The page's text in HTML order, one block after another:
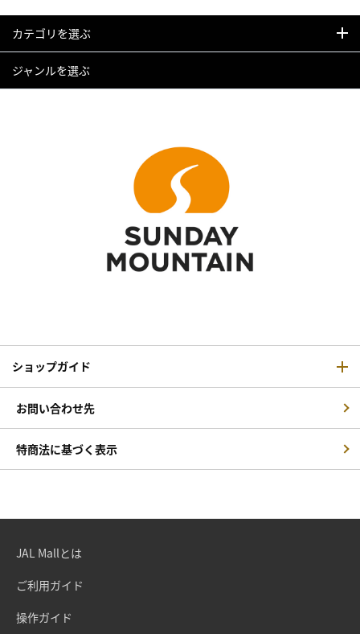
カテゴリを選ぶ
ジャンルを選ぶ
ショップガイド
お問い合わせ先
特商法に基づく表示
JAL Mallとは
ご利用ガイド
操作ガイド